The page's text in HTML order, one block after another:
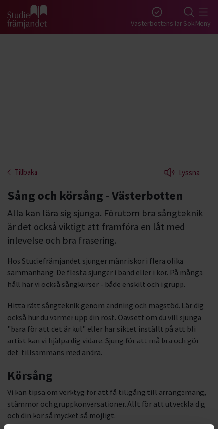
Gå till studiefrämjandets startsida Västerbottens länSökMeny
Tillbaka Lyssna
Sång och körsång - Västerbotten
Alla kan lära sig sjunga. Förutom bra sångteknik
är det också viktigt att framföra en låt med
inlevelse och bra frasering.
Hos Studiefrämjandet sjunger människor i flera olika
sammanhang. De flesta sjunger i band eller i kör. På många
håll har vi också sångkurser - både enskilt och i grupp.
Hitta rätt sångteknik genom andning och magstöd. Lär dig
också hur du värmer upp din röst. Oavsett om du vill sjunga
"bara för att det är kul" eller har siktet inställt på att bli
artist kan vi hjälpa dig vidare. Sjung för att må bra och gör
det tillsammans med andra.
Körsång
Vi kan tipsa om verktyg för att få tillgång till arrangemang,
stämmor och gruppkonversationer. Allt för att utveckla dig
och din kör så mycket så möjligt.